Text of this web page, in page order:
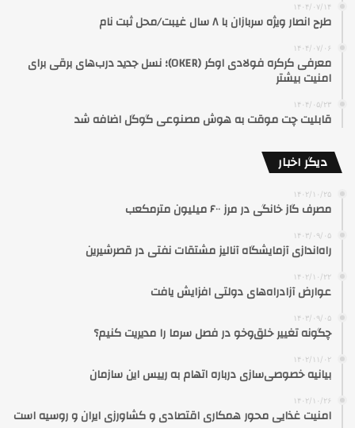
۱۴۰۴/۰۷/۱۴
طرح انصار ویژه سربازان با ۸ سال غیبت/محل ثبت نام
۱۴۰۴/۰۷/۰۶
معرفی کرکره فولادی اوکر (OKER)؛ نسل جدید درب‌های برقی برای
امنیت بیشتر
۱۴۰۴/۰۵/۲۳
قابلیت چت موقت به هوش مصنوعی گوگل اضافه شد
دیگر اخبار
۱۴۰۲/۱۰/۲۵
مصرف گاز خانگی در مرز ۶۰۰ میلیون مترمکعب
۱۴۰۳/۰۹/۰۵
راه‌اندازی آزمایشگاه آنالیز مشتقات نفتی در قصرشیرین
۱۴۰۲/۱۰/۲۲
عوارض آزادراه‌های دولتی افزایش یافت
۱۴۰۳/۰۹/۰۵
چگونه تغییر خلق‌وخو در فصل سرما را مدیریت کنیم؟
۱۴۰۲/۱۱/۰۲
بیانیه خصوصی‌سازی درباره اتهام به رییس این سازمان
۱۴۰۲/۱۰/۲۶
امنیت غذایی محور همکاری اقتصادی و کشاورزی ایران و روسیه است